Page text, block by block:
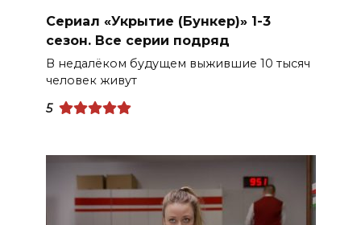
Сериал «Укрытие (Бункер)» 1-3
сезон. Все серии подряд
В недалёком будущем выжившие 10 тысяч
человек живут
5